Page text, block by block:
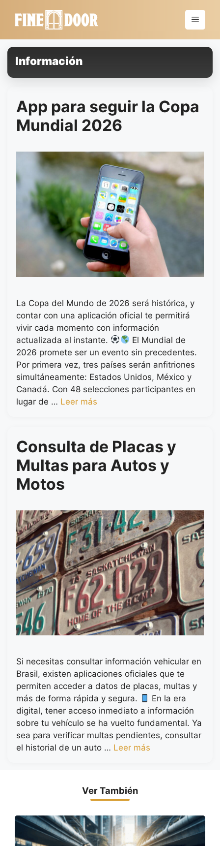
Menú
Información
App para seguir la Copa
Mundial 2026
La Copa del Mundo de 2026 será histórica, y
contar con una aplicación oficial te permitirá
vivir cada momento con información
actualizada al instante.
El Mundial de
2026 promete ser un evento sin precedentes.
Por primera vez, tres países serán anfitriones
simultáneamente: Estados Unidos, México y
Canadá. Con 48 selecciones participantes en
lugar de … Leer más
Consulta de Placas y
Multas para Autos y
Motos
Si necesitas consultar información vehicular en
Brasil, existen aplicaciones oficiales que te
permiten acceder a datos de placas, multas y
más de forma rápida y segura.
En la era
digital, tener acceso inmediato a información
sobre tu vehículo se ha vuelto fundamental. Ya
sea para verificar multas pendientes, consultar
el historial de un auto … Leer más
Ver También